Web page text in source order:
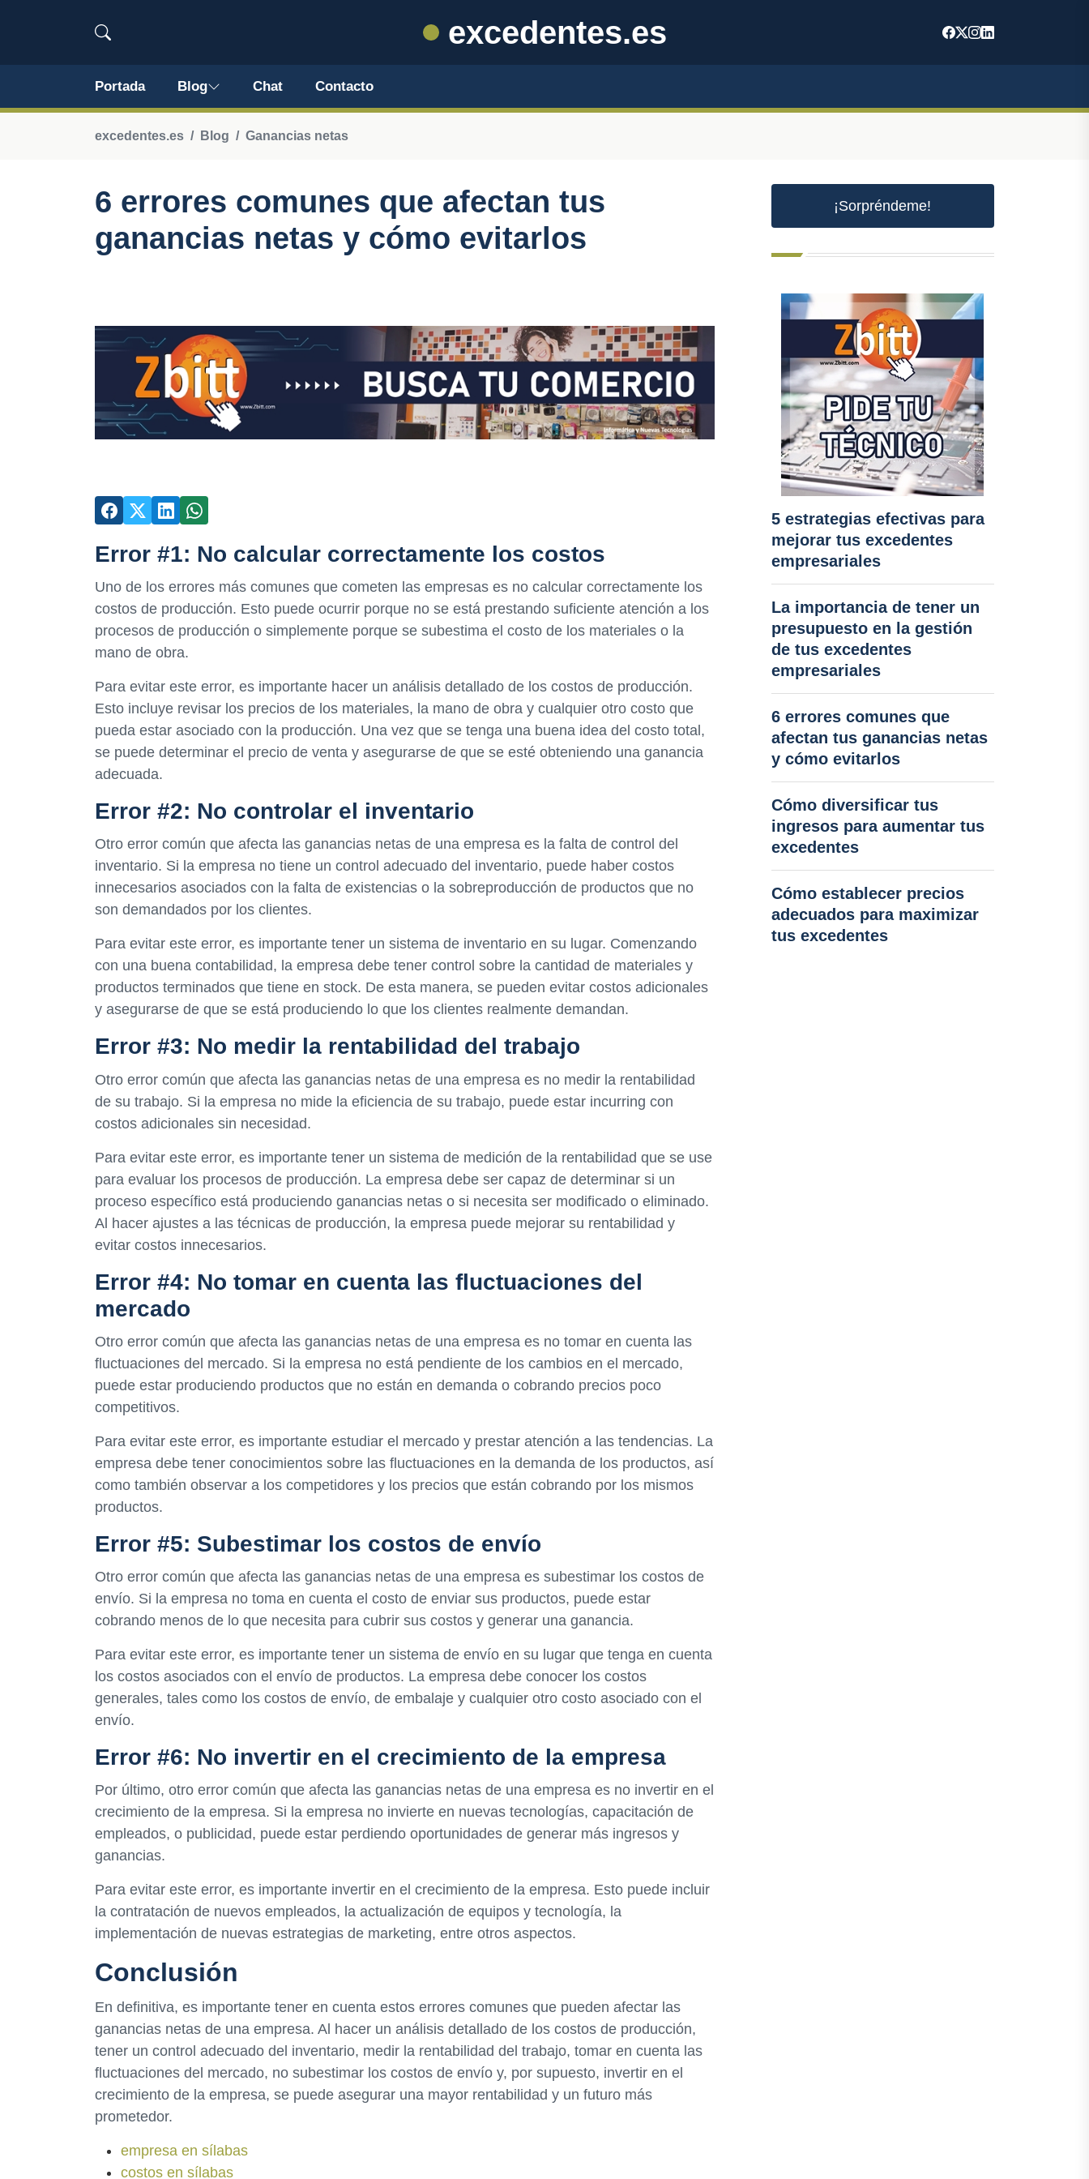
excedentes.es
Portada Blog Chat Contacto
excedentes.es Blog Ganancias netas
6 errores comunes que afectan tus
ganancias netas y cómo evitarlos
Error #1: No calcular correctamente los costos
Uno de los errores más comunes que cometen las empresas es no calcular correctamente los
costos de producción. Esto puede ocurrir porque no se está prestando suficiente atención a los
procesos de producción o simplemente porque se subestima el costo de los materiales o la
mano de obra.
Para evitar este error, es importante hacer un análisis detallado de los costos de producción.
Esto incluye revisar los precios de los materiales, la mano de obra y cualquier otro costo que
pueda estar asociado con la producción. Una vez que se tenga una buena idea del costo total,
se puede determinar el precio de venta y asegurarse de que se esté obteniendo una ganancia
adecuada.
Error #2: No controlar el inventario
Otro error común que afecta las ganancias netas de una empresa es la falta de control del
inventario. Si la empresa no tiene un control adecuado del inventario, puede haber costos
innecesarios asociados con la falta de existencias o la sobreproducción de productos que no
son demandados por los clientes.
Para evitar este error, es importante tener un sistema de inventario en su lugar. Comenzando
con una buena contabilidad, la empresa debe tener control sobre la cantidad de materiales y
productos terminados que tiene en stock. De esta manera, se pueden evitar costos adicionales
y asegurarse de que se está produciendo lo que los clientes realmente demandan.
Error #3: No medir la rentabilidad del trabajo
Otro error común que afecta las ganancias netas de una empresa es no medir la rentabilidad
de su trabajo. Si la empresa no mide la eficiencia de su trabajo, puede estar incurring con
costos adicionales sin necesidad.
Para evitar este error, es importante tener un sistema de medición de la rentabilidad que se use
para evaluar los procesos de producción. La empresa debe ser capaz de determinar si un
proceso específico está produciendo ganancias netas o si necesita ser modificado o eliminado.
Al hacer ajustes a las técnicas de producción, la empresa puede mejorar su rentabilidad y
evitar costos innecesarios.
Error #4: No tomar en cuenta las fluctuaciones del
mercado
Otro error común que afecta las ganancias netas de una empresa es no tomar en cuenta las
fluctuaciones del mercado. Si la empresa no está pendiente de los cambios en el mercado,
puede estar produciendo productos que no están en demanda o cobrando precios poco
competitivos.
Para evitar este error, es importante estudiar el mercado y prestar atención a las tendencias. La
empresa debe tener conocimientos sobre las fluctuaciones en la demanda de los productos, así
como también observar a los competidores y los precios que están cobrando por los mismos
productos.
Error #5: Subestimar los costos de envío
Otro error común que afecta las ganancias netas de una empresa es subestimar los costos de
envío. Si la empresa no toma en cuenta el costo de enviar sus productos, puede estar
cobrando menos de lo que necesita para cubrir sus costos y generar una ganancia.
Para evitar este error, es importante tener un sistema de envío en su lugar que tenga en cuenta
los costos asociados con el envío de productos. La empresa debe conocer los costos
generales, tales como los costos de envío, de embalaje y cualquier otro costo asociado con el
envío.
Error #6: No invertir en el crecimiento de la empresa
Por último, otro error común que afecta las ganancias netas de una empresa es no invertir en el
crecimiento de la empresa. Si la empresa no invierte en nuevas tecnologías, capacitación de
empleados, o publicidad, puede estar perdiendo oportunidades de generar más ingresos y
ganancias.
Para evitar este error, es importante invertir en el crecimiento de la empresa. Esto puede incluir
la contratación de nuevos empleados, la actualización de equipos y tecnología, la
implementación de nuevas estrategias de marketing, entre otros aspectos.
Conclusión
En definitiva, es importante tener en cuenta estos errores comunes que pueden afectar las
ganancias netas de una empresa. Al hacer un análisis detallado de los costos de producción,
tener un control adecuado del inventario, medir la rentabilidad del trabajo, tomar en cuenta las
fluctuaciones del mercado, no subestimar los costos de envío y, por supuesto, invertir en el
crecimiento de la empresa, se puede asegurar una mayor rentabilidad y un futuro más
prometedor.
empresa en sílabas
costos en sílabas
¡Sorpréndeme!
5 estrategias efectivas para
mejorar tus excedentes
empresariales
La importancia de tener un
presupuesto en la gestión
de tus excedentes
empresariales
6 errores comunes que
afectan tus ganancias netas
y cómo evitarlos
Cómo diversificar tus
ingresos para aumentar tus
excedentes
Cómo establecer precios
adecuados para maximizar
tus excedentes